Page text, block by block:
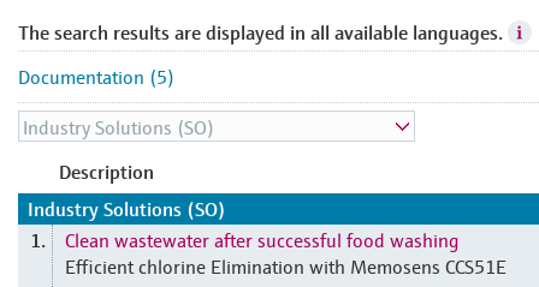
The search results are displayed in all available languages.
Documentation (5)
Description
Industry Solutions (SO)
1.
Clean wastewater after successful food washing
Efficient chlorine Elimination with Memosens CCS51E